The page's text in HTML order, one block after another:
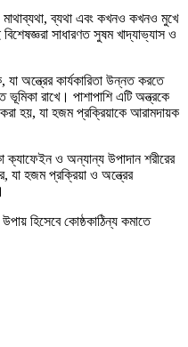
ব্যথা এবং কখনও কখনও মুখে
সাধারণত সুষম খাদ্যাভ্যাস ও
অন্ত্রের কার্যকারিতা উন্নত করতে
রাখে। পাশাপাশি এটি অন্ত্রকে
হয়, যা হজম প্রক্রিয়াকে আরামদায়ক
ক্যাফেইন ও অন্যান্য উপাদান শরীরের
যা হজম প্রক্রিয়া ও অন্ত্রের
হিসেবে কোষ্ঠকাঠিন্য কমাতে